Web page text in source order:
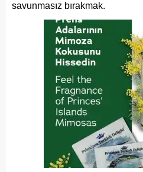
savunmasız bırakmak.